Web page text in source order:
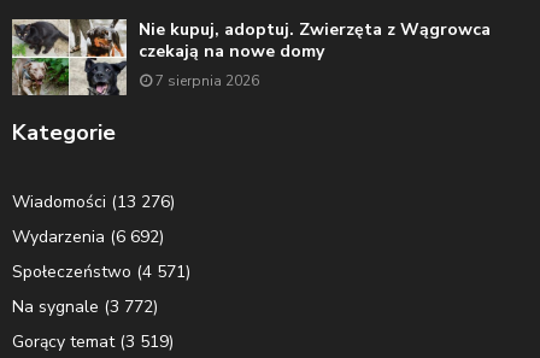
Nie kupuj, adoptuj. Zwierzęta z Wągrowca
czekają na nowe domy
7 sierpnia 2026
Kategorie
Wiadomości (13 276)
Wydarzenia (6 692)
Społeczeństwo (4 571)
Na sygnale (3 772)
Gorący temat(3 519)